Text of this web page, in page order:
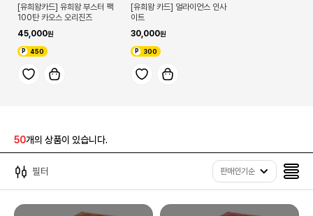
[유희왕카드] 유희왕 부스터 팩
100탄 카오스 오리진즈
45,000
450
[유희왕 카드] 얼라이언스 인사
이트
30,000
300
50개의 상품이 있습니다.
필터 판매인기순